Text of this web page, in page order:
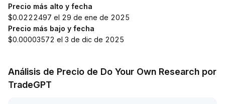
Precio más alto y fecha
$0.0222497 el 29 de ene de 2025
Precio más bajo y fecha
$0.00003572 el 3 de dic de 2025
Análisis de Precio de Do Your Own Research por
TradeGPT